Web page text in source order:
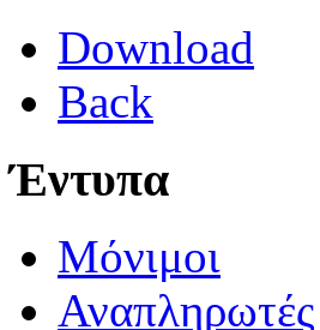
Download
Back
Έντυπα
Μόνιμοι
Αναπληρωτές